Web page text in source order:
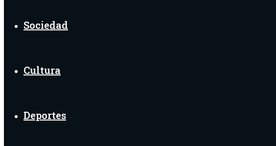
Sociedad
Cultura
Deportes